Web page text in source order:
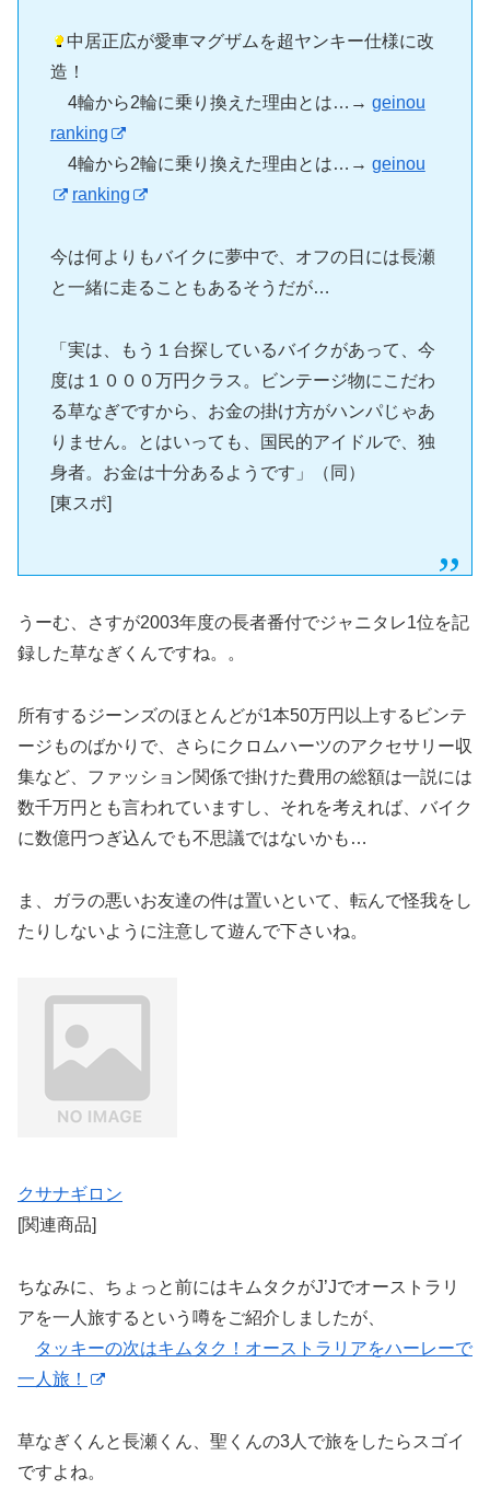
中居正広が愛車マグザムを超ヤンキー仕様に改
造！
4輪から2輪に乗り換えた理由とは…→ geinou
ranking
4輪から2輪に乗り換えた理由とは…→ geinou
ranking
今は何よりもバイクに夢中で、オフの日には長瀬
と一緒に走ることもあるそうだが…
「実は、もう１台探しているバイクがあって、今
度は１０００万円クラス。ビンテージ物にこだわ
る草なぎですから、お金の掛け方がハンパじゃあ
りません。とはいっても、国民的アイドルで、独
身者。お金は十分あるようです」（同）
[東スポ]
うーむ、さすが2003年度の長者番付でジャニタレ1位を記
録した草なぎくんですね。。
所有するジーンズのほとんどが1本50万円以上するビンテ
ージものばかりで、さらにクロムハーツのアクセサリー収
集など、ファッション関係で掛けた費用の総額は一説には
数千万円とも言われていますし、それを考えれば、バイク
に数億円つぎ込んでも不思議ではないかも…
ま、ガラの悪いお友達の件は置いといて、転んで怪我をし
たりしないように注意して遊んで下さいね。
クサナギロン
[関連商品]
ちなみに、ちょっと前にはキムタクがJ’Jでオーストラリ
アを一人旅するという噂をご紹介しましたが、
タッキーの次はキムタク！オーストラリアをハーレーで
一人旅！
草なぎくんと長瀬くん、聖くんの3人で旅をしたらスゴイ
ですよね。